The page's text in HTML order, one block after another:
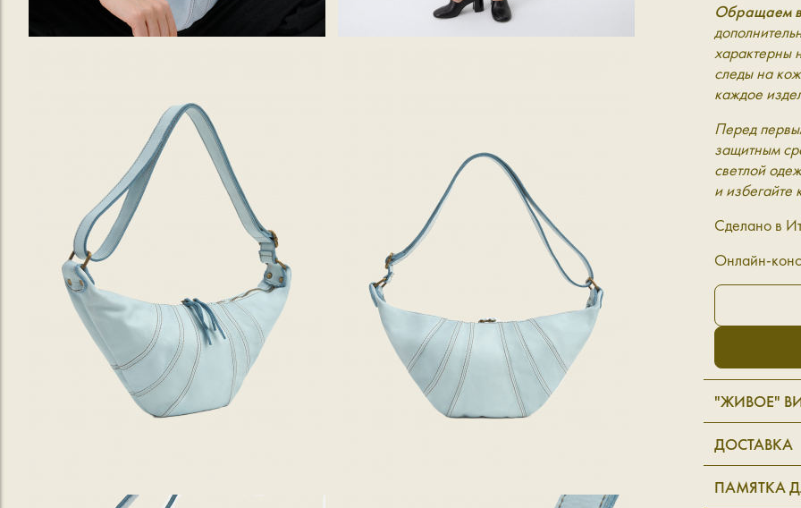
Обращаем
характерны
следы на
каждое
Перед
защитным
светлой
и избегайте
Сделано в
Онлайн-
"ЖИВОЕ"
ДОСТАВКА
ПАМЯТКА